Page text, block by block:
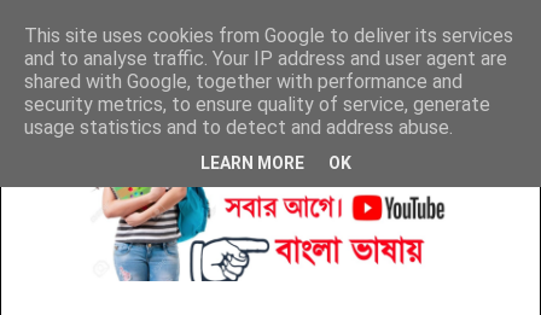
This site uses cookies from Google to deliver its services
and to analyse traffic. Your IP address and user agent are
shared with Google, together with performance and
security metrics, to ensure quality of service, generate
usage statistics and to detect and address abuse.
LEARN MORE OK